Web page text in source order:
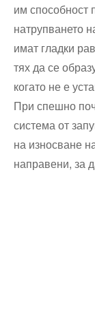
им способност
натрупването
имат гладки
тях да се
когато не е
При спешно
система от
на износване
направени, за